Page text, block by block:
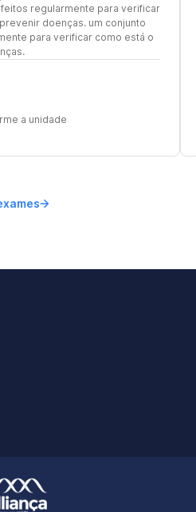
feitos regularmente para verificar
doenças. um conjunto
para verificar como está o
a unidade